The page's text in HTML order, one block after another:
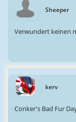
Sheeper
Verwundert keinen
kerv
Conker's Bad Fur